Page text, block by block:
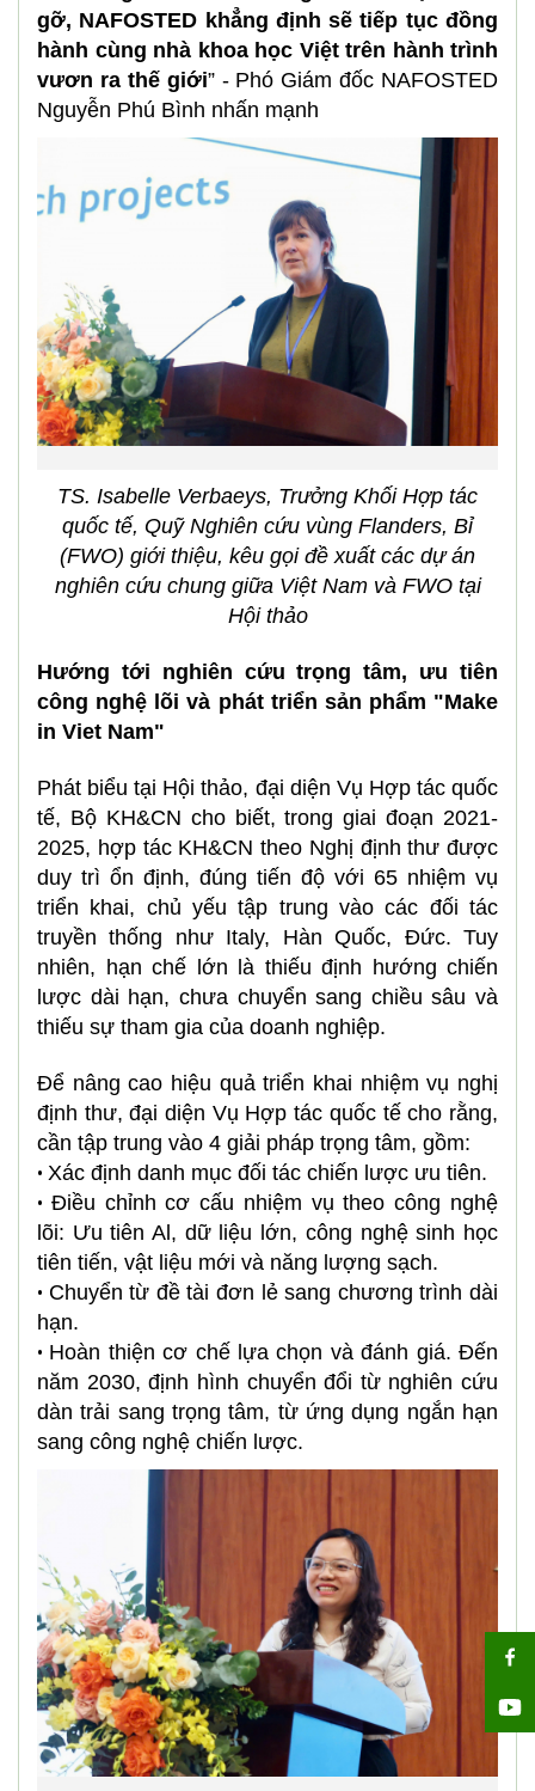
gỡ, NAFOSTED khẳng định sẽ tiếp tục đồng
hành cùng nhà khoa học Việt trên hành trình
vươn ra thế giới” - Phó Giám đốc NAFOSTED
Nguyễn Phú Bình nhấn mạnh
TS. Isabelle Verbaeys, Trưởng Khối Hợp tác
quốc tế, Quỹ Nghiên cứu vùng Flanders, Bỉ
(FWO) giới thiệu, kêu gọi đề xuất các dự án
nghiên cứu chung giữa Việt Nam và FWO tại
Hội thảo
Hướng tới nghiên cứu trọng tâm, ưu tiên
công nghệ lõi và phát triển sản phẩm "Make
in Viet Nam"
Phát biểu tại Hội thảo, đại diện Vụ Hợp tác quốc
tế, Bộ KH&CN cho biết, trong giai đoạn 2021-
2025, hợp tác KH&CN theo Nghị định thư được
duy trì ổn định, đúng tiến độ với 65 nhiệm vụ
triển khai, chủ yếu tập trung vào các đối tác
truyền thống như Italy, Hàn Quốc, Đức. Tuy
nhiên, hạn chế lớn là thiếu định hướng chiến
lược dài hạn, chưa chuyển sang chiều sâu và
thiếu sự tham gia của doanh nghiệp.
Để nâng cao hiệu quả triển khai nhiệm vụ nghị
định thư, đại diện Vụ Hợp tác quốc tế cho rằng,
cần tập trung vào 4 giải pháp trọng tâm, gồm:
• Xác định danh mục đối tác chiến lược ưu tiên.
• Điều chỉnh cơ cấu nhiệm vụ theo công nghệ
lõi: Ưu tiên Al, dữ liệu lớn, công nghệ sinh học
tiên tiến, vật liệu mới và năng lượng sạch.
• Chuyển từ đề tài đơn lẻ sang chương trình dài
hạn.
• Hoàn thiện cơ chế lựa chọn và đánh giá. Đến
năm 2030, định hình chuyển đổi từ nghiên cứu
dàn trải sang trọng tâm, từ ứng dụng ngắn hạn
sang công nghệ chiến lược.